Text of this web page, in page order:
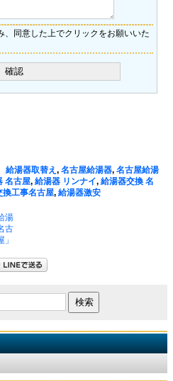
、同意した上でクリックをお願いいた
湯器取替え , 名古屋給湯器, 名古屋給湯
名古屋, 給湯器 リンナイ, 給湯器交換 名
換工事名古屋, 給湯器激安
湯
古
」